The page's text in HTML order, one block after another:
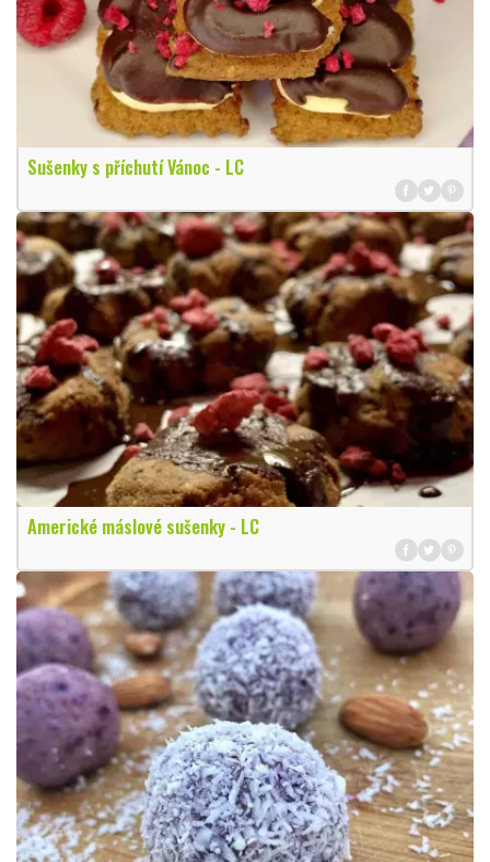
Sušenky s příchutí Vánoc - LC
Americké máslové sušenky - LC